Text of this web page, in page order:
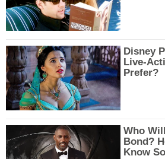
Disney
Live-
Prefer?
Who
Bond?
Know